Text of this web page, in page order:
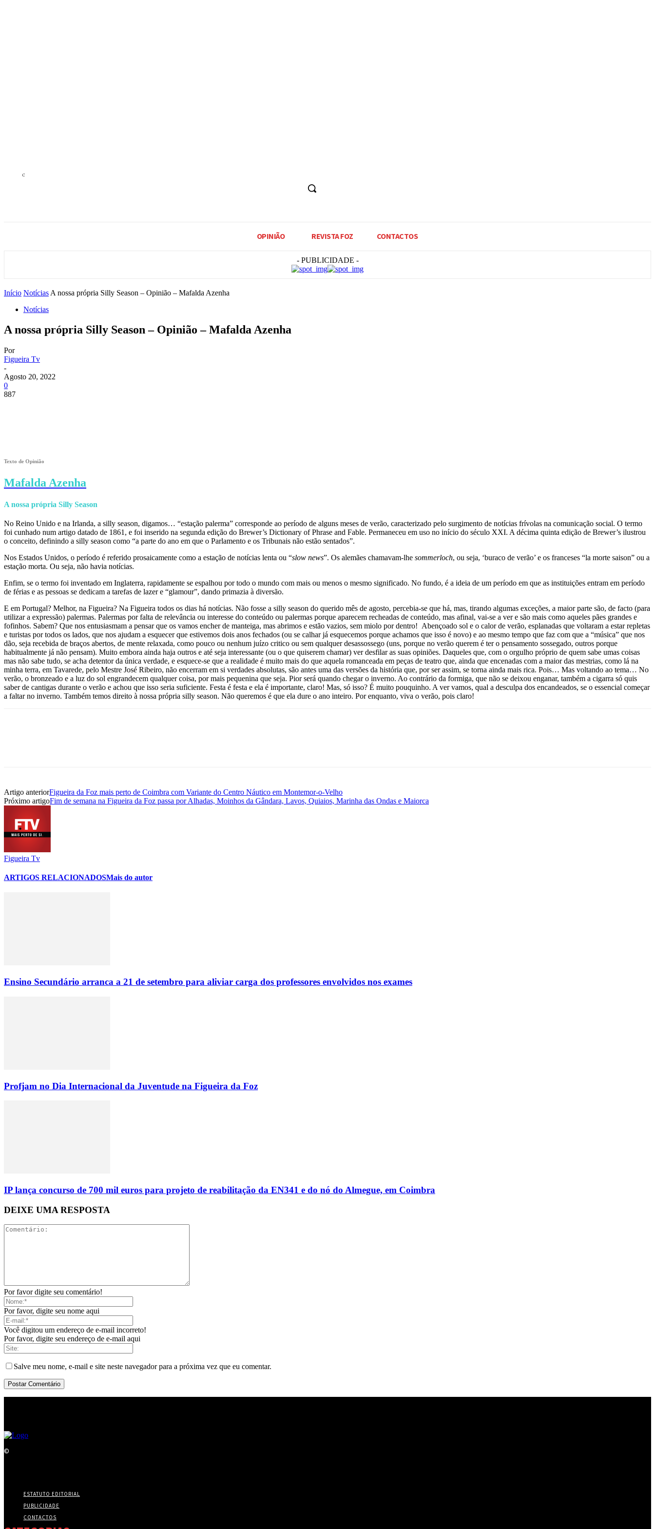
C
OPINIÃO REVISTA FOZ CONTACTOS
- PUBLICIDADE -
Início Notícias A nossa própria Silly Season – Opinião – Mafalda Azenha
Notícias
A nossa própria Silly Season – Opinião – Mafalda Azenha
Por
Figueira Tv
-
Agosto 20, 2022
0
887
Texto de Opinião
Mafalda Azenha
A nossa própria Silly Season
No Reino Unido e na Irlanda, a silly season, digamos… “estação palerma” corresponde ao período de alguns meses de verão, caracterizado pelo surgimento de notícias frívolas na comunicação social. O termo
foi cunhado num artigo datado de 1861, e foi inserido na segunda edição do Brewer’s Dictionary of Phrase and Fable. Permaneceu em uso no início do século XXI. A décima quinta edição de Brewer’s ilustrou
o conceito, definindo a silly season como “a parte do ano em que o Parlamento e os Tribunais não estão sentados”.
Nos Estados Unidos, o período é referido prosaicamente como a estação de notícias lenta ou “slow news”. Os alemães chamavam-lhe sommerloch, ou seja, ‘buraco de verão’ e os franceses “la morte saison” ou a
estação morta. Ou seja, não havia notícias.
Enfim, se o termo foi inventado em Inglaterra, rapidamente se espalhou por todo o mundo com mais ou menos o mesmo significado. No fundo, é a ideia de um período em que as instituições entram em período
de férias e as pessoas se dedicam a tarefas de lazer e “glamour”, dando primazia à diversão.
E em Portugal? Melhor, na Figueira? Na Figueira todos os dias há notícias. Não fosse a silly season do querido mês de agosto, percebia-se que há, mas, tirando algumas exceções, a maior parte são, de facto (para
utilizar a expressão) palermas. Palermas por falta de relevância ou interesse do conteúdo ou palermas porque aparecem recheadas de conteúdo, mas afinal, vai-se a ver e são mais como aqueles pães grandes e
fofinhos. Sabem? Que nos entusiasmam a pensar que os vamos encher de manteiga, mas abrimos e estão vazios, sem miolo por dentro! Abençoado sol e o calor de verão, esplanadas que voltaram a estar repletas
e turistas por todos os lados, que nos ajudam a esquecer que estivemos dois anos fechados (ou se calhar já esquecemos porque achamos que isso é novo) e ao mesmo tempo que faz com que a “música” que nos
dão, seja recebida de braços abertos, de mente relaxada, como pouco ou nenhum juízo critico ou sem qualquer desassossego (uns, porque no verão querem é ter o pensamento sossegado, outros porque
habitualmente já não pensam). Muito embora ainda haja outros e até seja interessante (ou o que quiserem chamar) ver desfilar as suas opiniões. Daqueles que, com o orgulho próprio de quem sabe umas coisas
mas não sabe tudo, se acha detentor da única verdade, e esquece-se que a realidade é muito mais do que aquela romanceada em peças de teatro que, ainda que encenadas com a maior das mestrias, como lá na
minha terra, em Tavarede, pelo Mestre José Ribeiro, não encerram em si verdades absolutas, são antes uma das versões da história que, por ser assim, se torna ainda mais rica. Pois… Mas voltando ao tema… No
verão, o bronzeado e a luz do sol engrandecem qualquer coisa, por mais pequenina que seja. Pior será quando chegar o inverno. Ao contrário da formiga, que não se deixou enganar, também a cigarra só quis
saber de cantigas durante o verão e achou que isso seria suficiente. Festa é festa e ela é importante, claro! Mas, só isso? É muito pouquinho. A ver vamos, qual a desculpa dos encandeados, se o essencial começar
a faltar no inverno. Também temos direito à nossa própria silly season. Não queremos é que ela dure o ano inteiro. Por enquanto, viva o verão, pois claro!
Artigo anteriorFigueira da Foz mais perto de Coimbra com Variante do Centro Náutico em Montemor-o-Velho
Próximo artigoFim de semana na Figueira da Foz passa por Alhadas, Moinhos da Gândara, Lavos, Quiaios, Marinha das Ondas e Maiorca
Figueira Tv
ARTIGOS RELACIONADOSMais do autor
Ensino Secundário arranca a 21 de setembro para aliviar carga dos professores envolvidos nos exames
Profjam no Dia Internacional da Juventude na Figueira da Foz
IP lança concurso de 700 mil euros para projeto de reabilitação da EN341 e do nó do Almegue, em Coimbra
DEIXE UMA RESPOSTA
Por favor digite seu comentário!
Por favor, digite seu nome aqui
Você digitou um endereço de e-mail incorreto!
Por favor, digite seu endereço de e-mail aqui
Salve meu nome, e-mail e site neste navegador para a próxima vez que eu comentar.
©
ESTATUTO EDITORIAL
PUBLICIDADE
CONTACTOS